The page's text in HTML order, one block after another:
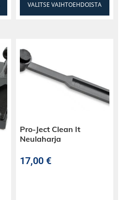
VALITSE VAIHTOEHDOISTA
Pro-Ject Clean It
Neulaharja
17,00€